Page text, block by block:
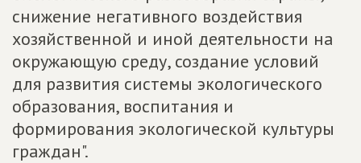
снижение негативного воздействия
хозяйственной и иной деятельности на
окружающую среду, создание условий
для развития системы экологического
образования, воспитания и
формирования экологической культуры
граждан".